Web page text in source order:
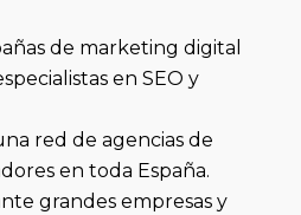
de marketing digital
en SEO y
red de agencias de
en toda España.
grandes empresas y